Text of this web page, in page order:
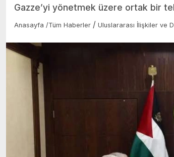
Gazze’yi yönetmek üzere ortak bir
Anasayfa /Tüm Haberler / Uluslararası İlişkiler ve